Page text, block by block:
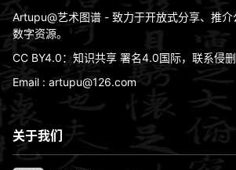
Artupu@艺术图谱 - 致力于开放式分享、推介
数字资源。
CC BY4.0：知识共享 署名4.0国际，联系侵删
Email : artupu@126.com
关于我们